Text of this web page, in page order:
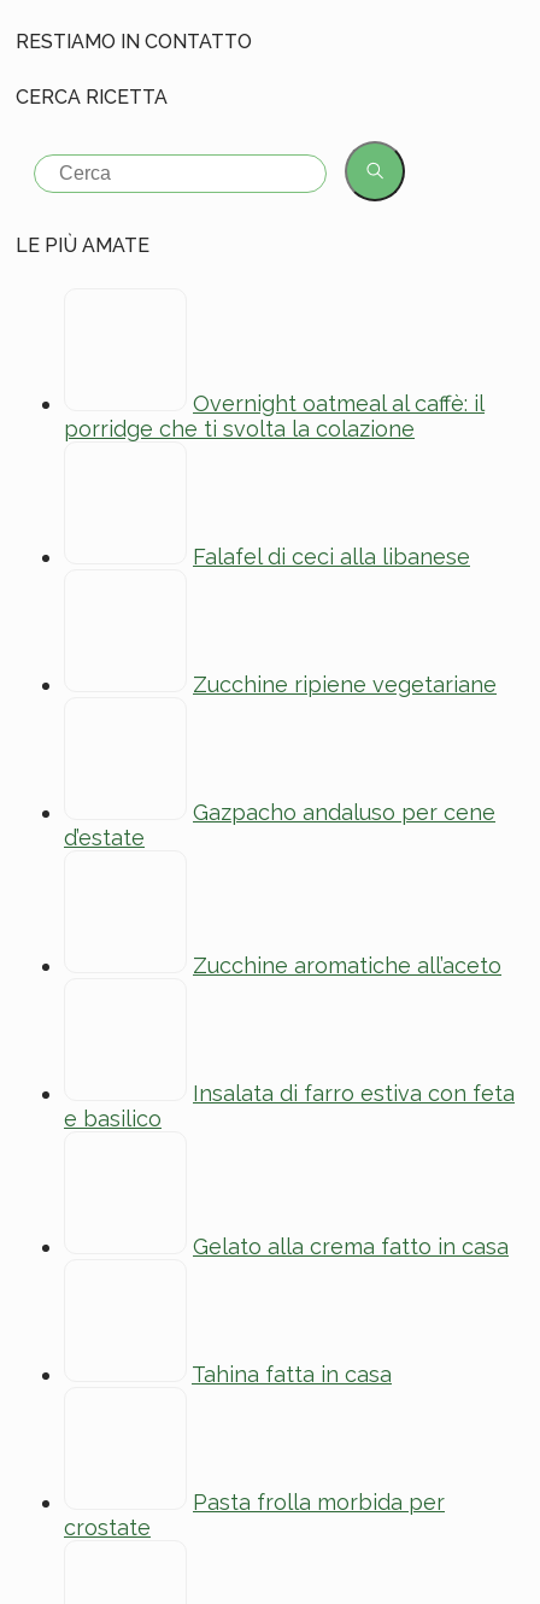
RESTIAMO IN CONTATTO
CERCA RICETTA
Search
for:
LE PIÙ AMATE
Overnight oatmeal al caffè: il
porridge che ti svolta la colazione
Falafel di ceci alla libanese
Zucchine ripiene vegetariane
Gazpacho andaluso per cene
d’estate
Zucchine aromatiche all’aceto
Insalata di farro estiva con feta
e basilico
Gelato alla crema fatto in casa
Tahina fatta in casa
Pasta frolla morbida per
crostate